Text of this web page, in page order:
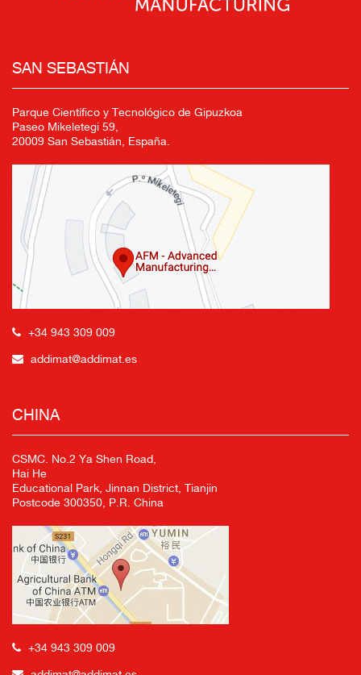
SAN SEBASTIÁN
Parque Científico y Tecnológico de Gipuzkoa
Paseo Mikeletegi 59,
20009 San Sebastián, España.
+34 943 309 009
addimat@addimat.es
CHINA
CSMC. No.2 Ya Shen Road,
Hai He
Educational Park, Jinnan District, Tianjin
Postcode 300350, P.R. China
+34 943 309 009